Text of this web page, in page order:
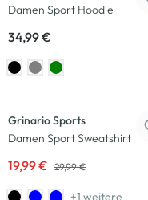
Damen Sport Hoodie
34,99 €
Grinario Sports
Damen Sport Sweatshirt
19,99 € 29,99 €
+1 weitere